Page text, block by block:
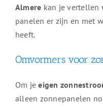
Almere kan je vertellen
panelen er zijn en met
heeft.
Omvormers voor
Om jeeigen
alleen zonnepanelen